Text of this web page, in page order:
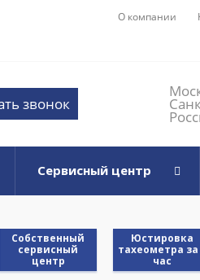
О компании
звонок
Сервисный центр
Cобственный
сервисный
центр
Юстировка
тахеометра за
час